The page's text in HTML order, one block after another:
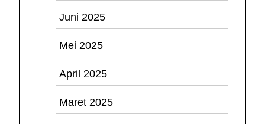
Juni 2025
Mei 2025
April 2025
Maret 2025